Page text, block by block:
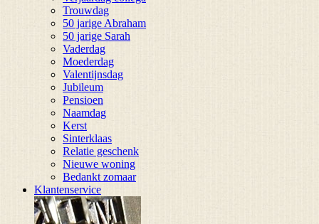
Trouwdag
50 jarige Abraham
50 jarige Sarah
Vaderdag
Moederdag
Valentijnsdag
Jubileum
Pensioen
Naamdag
Kerst
Sinterklaas
Relatie geschenk
Nieuwe woning
Bedankt zomaar
Klantenservice